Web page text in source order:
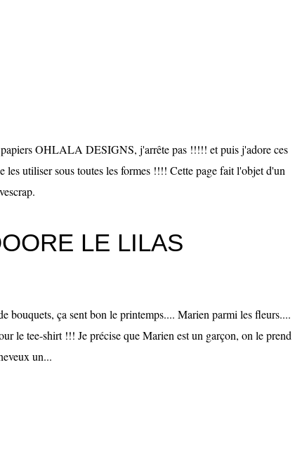
papiers OHLALA DESIGNS, j'arrête pas !!!!! et puis j'adore ces
les utiliser sous toutes les formes !!!! Cette page fait l'objet d'un
LE LILAS
bouquets, ça sent bon le printemps.... Marien parmi les fleurs....
le tee-shirt !!! Je précise que Marien est un garçon, on le prend
un...